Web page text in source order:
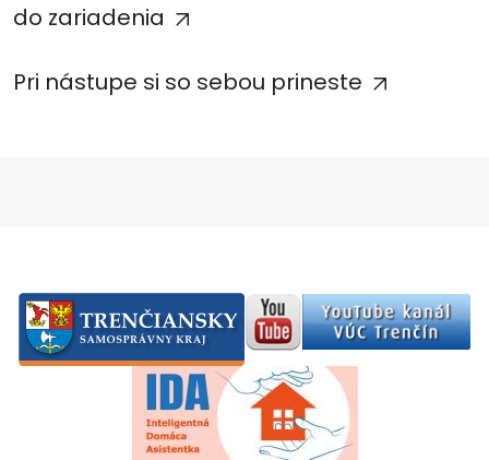
do zariadenia
Pri nástupe si so sebou prineste